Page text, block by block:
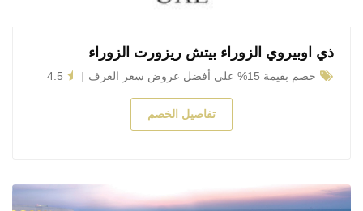
ذي اوبيروي الزوراء بيتش ريزورت الزوراء
خصم بقيمة 15% على أفضل عروض سعر الغرف 4.5
تفاصيل الخصم